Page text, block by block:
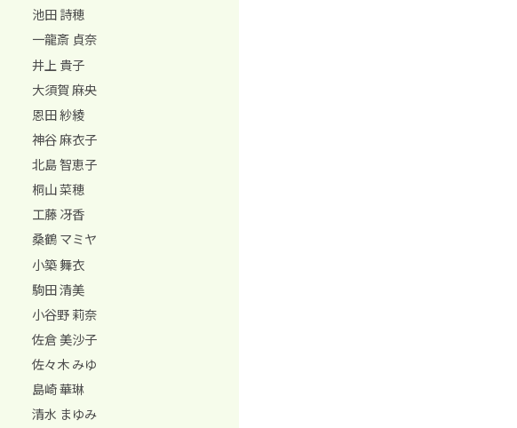
池田 詩穂
一龍斎 貞奈
井上 貴子
大須賀 麻央
恩田 紗綾
神谷 麻衣子
北島 智恵子
桐山 菜穂
工藤 冴香
桑鶴 マミヤ
小築 舞衣
駒田 清美
小谷野 莉奈
佐倉 美沙子
佐々木 みゆ
島崎 華琳
清水 まゆみ